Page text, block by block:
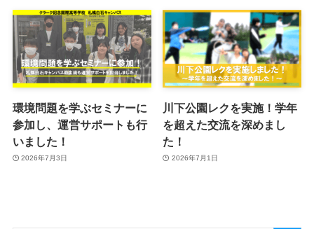
環境問題を学ぶセミナーに
参加し、運営サポートも行
いました！
2026年7月3日
川下公園レクを実施！学年
を超えた交流を深めまし
た！
2026年7月1日